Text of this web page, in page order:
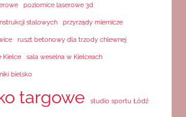
poziomice laserowe 3d
stalowych przyrządy miernicze
ruszt betonowy dla trzody chlewnej
Kielce sala weselna w Kielceach
bielsko
targowe studio sportu Łódź